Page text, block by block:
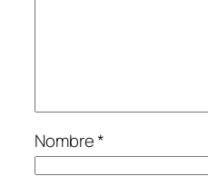
Nombre*